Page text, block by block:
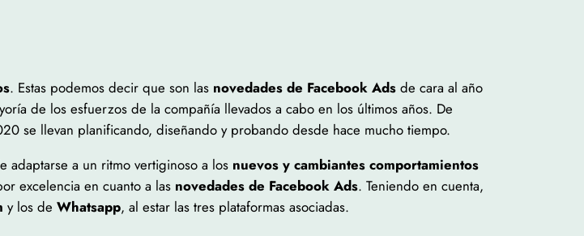
. Estas podemos decir que son las novedades de Facebook Ads de cara al año
de los esfuerzos de la compañía llevados a cabo en los últimos años. De
se llevan planificando, diseñando y probando desde hace mucho tiempo.
adaptarse a un ritmo vertiginoso a los nuevos y cambiantes comportamientos
excelencia en cuanto a las novedades de Facebook Ads. Teniendo en cuenta,
y los de Whatsapp, al estar las tres plataformas asociadas.